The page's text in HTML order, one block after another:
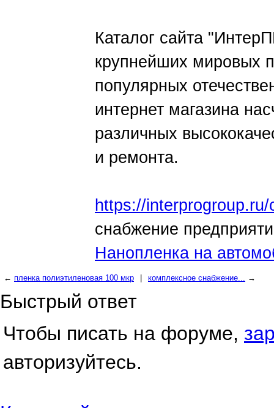
Каталог сайта
крупнейших мировых
популярных
интернет магазина
различных
и ремонта.
https://
снабжение
Нанопленка на
← пленка полиэтиленовая 100 мкр комплексное снабжение... →
Быстрый ответ
Чтобы писать на форуме,
авторизуйтесь.